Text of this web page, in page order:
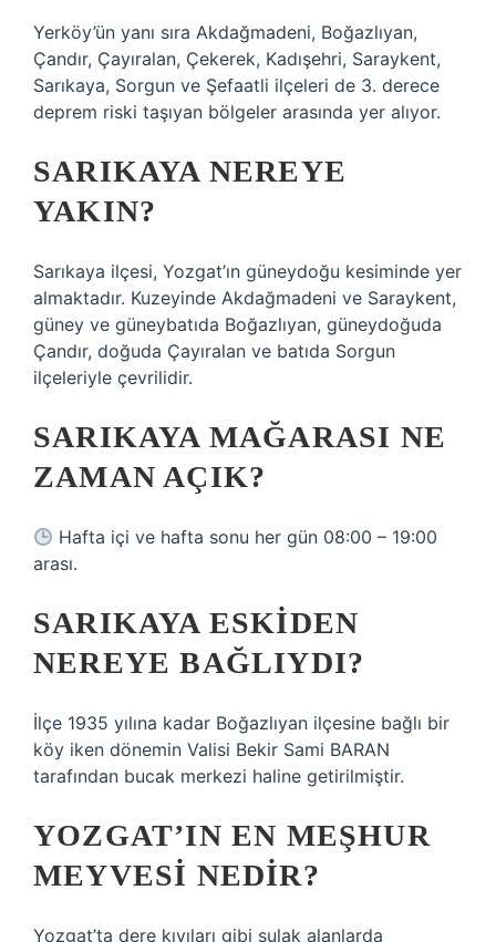
Yerköy’ün yanı sıra Akdağmadeni, Boğazlıyan,
Çandır, Çayıralan, Çekerek, Kadışehri, Saraykent,
Sarıkaya, Sorgun ve Şefaatli ilçeleri de 3. derece
deprem riski taşıyan bölgeler arasında yer alıyor.
SARIKAYA NEREYE
YAKIN?
Sarıkaya ilçesi, Yozgat’ın güneydoğu kesiminde yer
almaktadır. Kuzeyinde Akdağmadeni ve Saraykent,
güney ve güneybatıda Boğazlıyan, güneydoğuda
Çandır, doğuda Çayıralan ve batıda Sorgun
ilçeleriyle çevrilidir.
SARIKAYA MAĞARASI NE
ZAMAN AÇIK?
Hafta içi ve hafta sonu her gün 08:00 – 19:00
arası.
SARIKAYA ESKIDEN
NEREYE BAĞLIYDI?
İlçe 1935 yılına kadar Boğazlıyan ilçesine bağlı bir
köy iken dönemin Valisi Bekir Sami BARAN
tarafından bucak merkezi haline getirilmiştir.
YOZGAT’IN EN MEŞHUR
MEYVESI NEDIR?
Yozgat’ta dere kıyıları gibi sulak alanlarda